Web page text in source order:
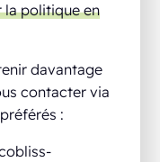
la politique en
davantage
contacter via
: